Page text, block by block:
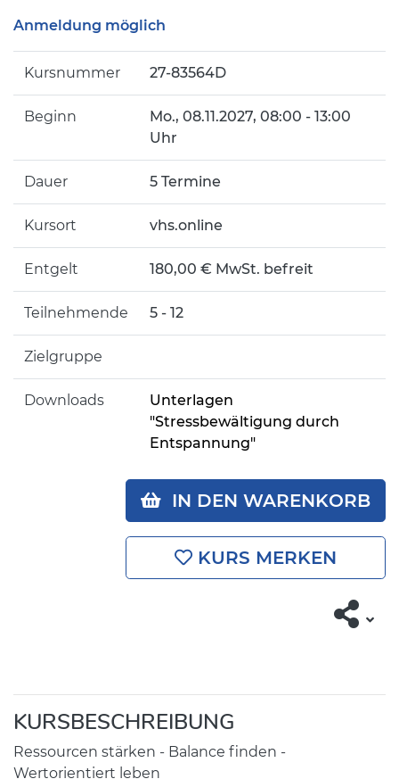
Anmeldung möglich
Kursnummer 27-83564D
Beginn Mo., 08.11.2027, 08:00 - 13:00
Uhr
Dauer 5 Termine
Kursort vhs.online
Entgelt 180,00 € MwSt. befreit
Teilnehmende 5 - 12
Zielgruppe
Downloads
Unterlagen
"Stressbewältigung durch
Entspannung"
IN DEN WARENKORB
KURS MERKEN
KURSBESCHREIBUNG
Ressourcen stärken - Balance finden -
Wertorientiert leben